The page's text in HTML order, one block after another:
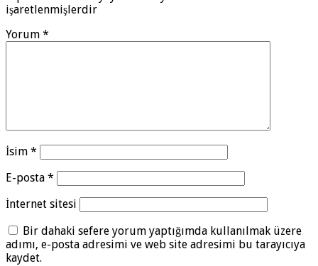
işaretlenmişlerdir
Yorum *
İsim *
E-posta *
İnternet sitesi
Bir dahaki sefere yorum yaptığımda kullanılmak üzere
adımı, e-posta adresimi ve web site adresimi bu tarayıcıya
kaydet.